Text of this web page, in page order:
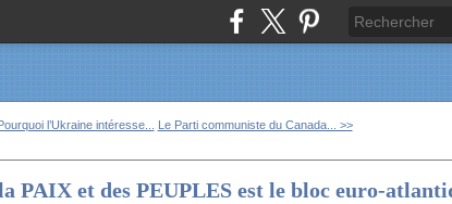
l’Ukraine intéresse... Le Parti communiste du Canada... >>
PAIX et des PEUPLES est le bloc euro-